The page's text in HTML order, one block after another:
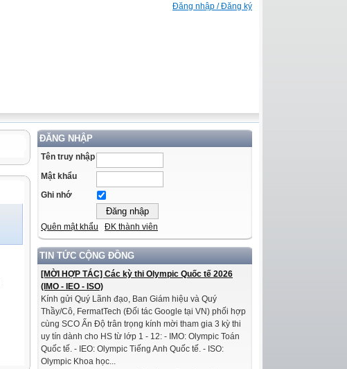
Đăng nhập / Đăng ký
ĐĂNG NHẬP
Tên truy nhập
Mật khẩu
Ghi nhớ
Quên mật khẩu ĐK thành viên
TIN TỨC CỘNG ĐỒNG
[MỜI HỢP TÁC] Các kỳ thi Olympic Quốc tế 2026
(IMO - IEO - ISO)
Kính gửi Quý Lãnh đạo, Ban Giám hiệu và Quý
Thầy/Cô, FermatTech (Đối tác Google tại VN) phối hợp
cùng SCO Ấn Độ trân trọng kính mời tham gia 3 kỳ thi
uy tín dành cho HS từ lớp 1 - 12: - IMO: Olympic Toán
Quốc tế. - IEO: Olympic Tiếng Anh Quốc tế. - ISO:
Olympic Khoa học...